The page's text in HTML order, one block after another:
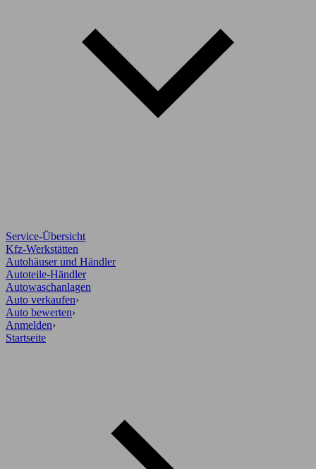
Service-Übersicht
Kfz-Werkstätten
Autohäuser und Händler
Autoteile-Händler
Autowaschanlagen
Auto verkaufen›
Auto bewerten›
Anmelden›
Startseite